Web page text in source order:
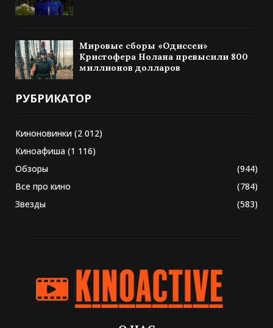
Мировые сборы «Одиссеи»
Кристофера Нолана превысили 800
миллионов долларов
РУБРИКАТОР
Киноновинки (2 012)
Киноафиша (1 116)
Обзоры
(944)
Все про кино
(784)
Звезды
(583)